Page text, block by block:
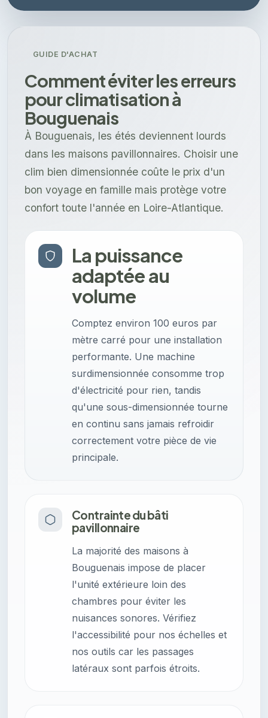
GUIDE D'ACHAT
Comment éviter les erreurs
pour climatisation à
Bouguenais
À Bouguenais, les étés deviennent lourds
dans les maisons pavillonnaires. Choisir une
clim bien dimensionnée coûte le prix d'un
bon voyage en famille mais protège votre
confort toute l'année en Loire-Atlantique.
La puissance
adaptée au
volume
Comptez environ 100 euros par
mètre carré pour une installation
performante. Une machine
surdimensionnée consomme trop
d'électricité pour rien, tandis
qu'une sous-dimensionnée tourne
en continu sans jamais refroidir
correctement votre pièce de vie
principale.
Contrainte du bâti
pavillonnaire
La majorité des maisons à
Bouguenais impose de placer
l'unité extérieure loin des
chambres pour éviter les
nuisances sonores. Vérifiez
l'accessibilité pour nos échelles et
nos outils car les passages
latéraux sont parfois étroits.